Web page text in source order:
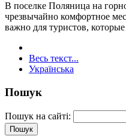
В поселке Поляница на
чрезвычайно комфортное
важно для туристов,
Весь текст...
Українська
Пошук
Пошук на сайті: